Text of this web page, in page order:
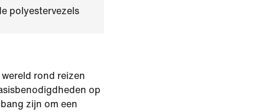
polyestervezels
rond reizen
op
zijn om een